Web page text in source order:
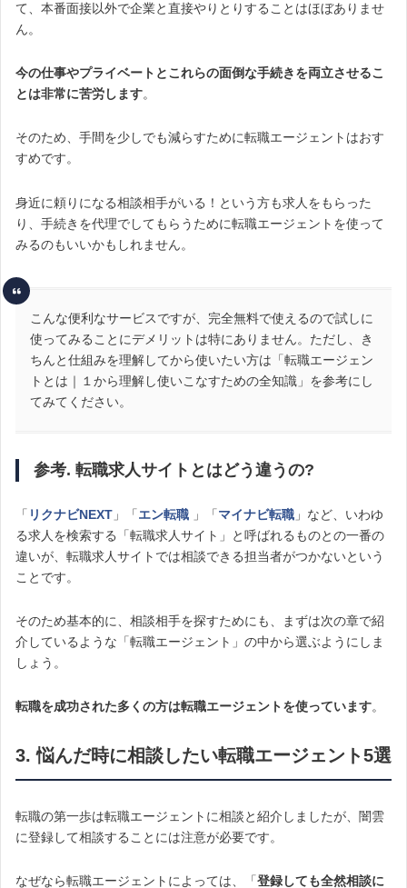
て、本番面接以外で企業と直接やりとりすることはほぼありませ
ん。
今の仕事やプライベートとこれらの面倒な手続きを両立させるこ
とは非常に苦労します。
そのため、手間を少しでも減らすために転職エージェントはおす
すめです。
身近に頼りになる相談相手がいる！という方も求人をもらった
り、手続きを代理でしてもらうために転職エージェントを使って
みるのもいいかもしれません。
こんな便利なサービスですが、完全無料で使えるので試しに
使ってみることにデメリットは特にありません。ただし、き
ちんと仕組みを理解してから使いたい方は「転職エージェン
トとは｜１から理解し使いこなすための全知識」を参考にし
てみてください。
参考. 転職求人サイトとはどう違うの?
「 リクナビNEXT 」「エン転職 」「マイナビ転職 」など、いわゆ
る求人を検索する「転職求人サイト」と呼ばれるものとの一番の
違いが、転職求人サイトでは相談できる担当者がつかないという
ことです。
そのため基本的に、相談相手を探すためにも、まずは次の章で紹
介しているような「転職エージェント」の中から選ぶようにしま
しょう。
転職を成功された多くの方は転職エージェントを使っています。
3. 悩んだ時に相談したい転職エージェント5選
転職の第一歩は転職エージェントに相談と紹介しましたが、闇雲
に登録して相談することには注意が必要です。
なぜなら転職エージェントによっては、「登録しても全然相談に